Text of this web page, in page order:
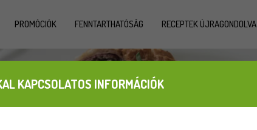
KAPCSOLATOS INFORMÁCIÓK
PROMÓCIÓK FENNTARTHATÓSÁG RECEPTEK ÚJRAGONDOLVA